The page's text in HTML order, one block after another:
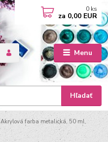
Menu
Hľadať
0 ks
za 0,00 EUR
Akrylová farba metalická, 50 ml,